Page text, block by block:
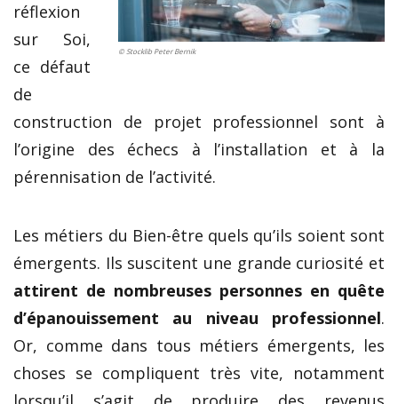
© Stocklib Peter Bernik
réflexion
sur Soi,
ce défaut
de
construction de projet professionnel sont à
l’origine des échecs à l’installation et à la
pérennisation de l’activité.
Les métiers du Bien-être quels qu’ils soient sont
émergents. Ils suscitent une grande curiosité et
attirent de nombreuses personnes en quête
d’épanouissement au niveau professionnel.
Or, comme dans tous métiers émergents, les
choses se compliquent très vite, notamment